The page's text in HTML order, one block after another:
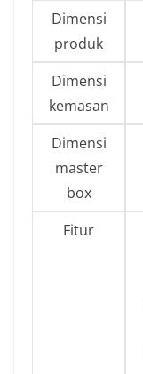
Dimensi
produk
Dimensi
kemasan
Dimensi
master
box
Fitur